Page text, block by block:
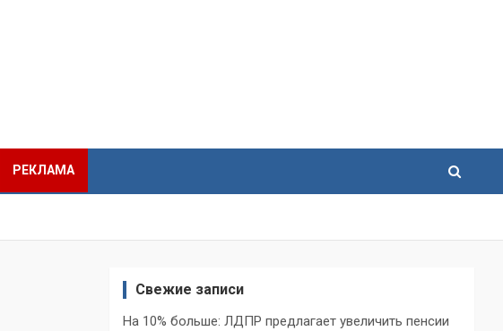
РЕКЛАМА
Свежие записи
На 10% больше: ЛДПР предлагает увеличить пенсии